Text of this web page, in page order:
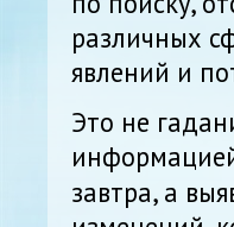
различных
явлений и
Это не
завтра, а